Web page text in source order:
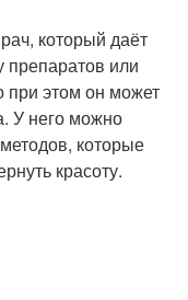
который даёт
препаратов или
при этом он может
У него можно
которые
красоту.